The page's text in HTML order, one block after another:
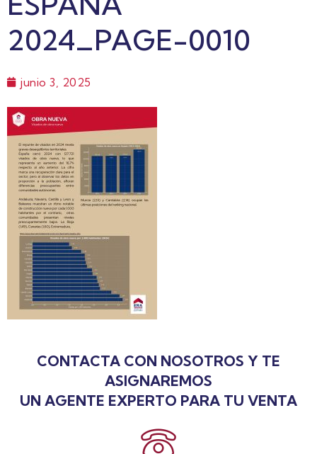
2024_PAGE-0010
junio 3, 2025
CONTACTA CON NOSOTROS Y TE
ASIGNAREMOS
UN AGENTE EXPERTO PARA TU VENTA